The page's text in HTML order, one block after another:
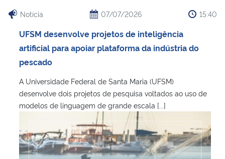
Notícia 07/07/2026 15:40
UFSM desenvolve projetos de inteligência
artificial para apoiar plataforma da indústria do
pescado
A Universidade Federal de Santa Maria (UFSM)
desenvolve dois projetos de pesquisa voltados ao uso de
modelos de linguagem de grande escala [...]